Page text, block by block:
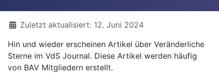
DetailsZuletzt aktualisiert: 12. Juni 2024
Hin und wieder erscheinen Artikel über Veränderliche
Sterne im VdS Journal. Diese Artikel werden häufig
von BAV Mitgliedern erstellt.